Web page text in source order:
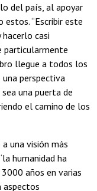
del país, al apoyar
“Escribir este
casi
particularmente
llegue a todos los
perspectiva
una puerta de
el camino de los
una visión más
humanidad ha
años en varias
aspectos